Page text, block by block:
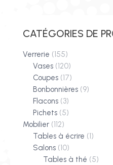
CATÉGORIES DE
Verrerie (155)
Vases (120)
Coupes (17)
Bonbonnières (9)
Flacons (3)
Pichets (5)
Mobilier (112)
Tables à écrire (1)
Salons (10)
Tables à thé (5)